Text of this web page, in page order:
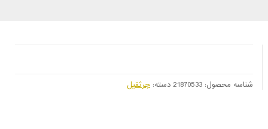
شناسه محصول: 21870533 دسته: جرثقیل